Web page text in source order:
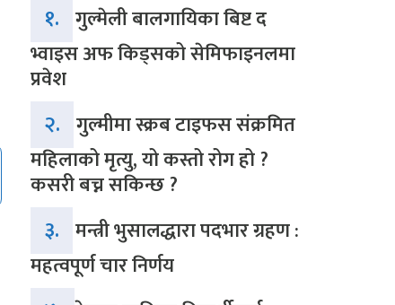
१. गुल्मेली बालगायिका बिष्ट द
भ्वाइस अफ किड्सको सेमिफाइनलमा
प्रवेश
२. गुल्मीमा स्क्रब टाइफस संक्रमित
महिलाको मृत्यु, यो कस्तो रोग हो ?
कसरी बच्न सकिन्छ ?
३. मन्त्री भुसालद्धारा पदभार ग्रहण :
महत्वपूर्ण चार निर्णय